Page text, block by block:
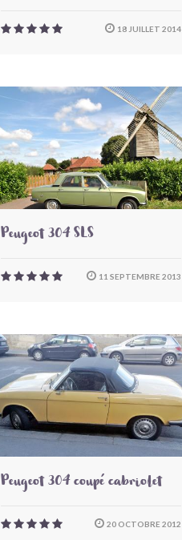
18 JUILLET 2014
Peugeot 304 SLS
11 SEPTEMBRE 2013
Peugeot 304 coupé cabriolet
20 OCTOBRE 2012